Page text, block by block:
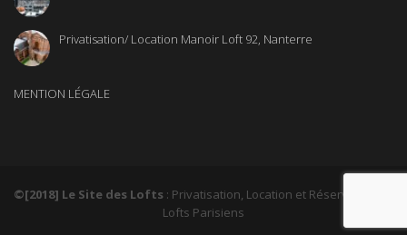
Privatisation/ Location Manoir Loft 92, Nanterre
MENTION LÉGALE
©[2018] Le Site des Lofts : Privatisation, Location et Réservation de
Lofts Parisiens